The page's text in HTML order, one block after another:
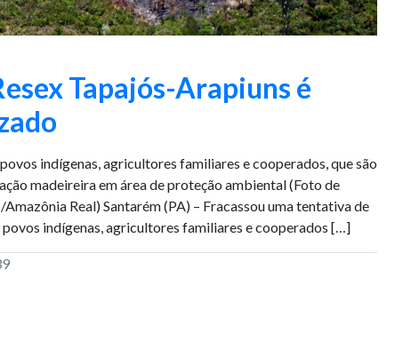
Tapajós-Arapiuns é
indígenas, agricultores familiares e cooperados, que são
madeireira em área de proteção ambiental (Foto de
Real) Santarém (PA) – Fracassou uma tentativa de
indígenas, agricultores familiares e cooperados […]